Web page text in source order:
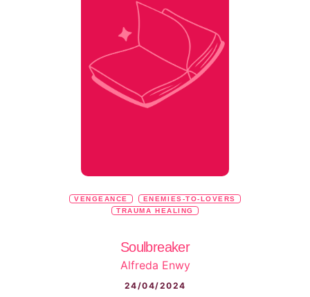
VENGEANCE
ENEMIES-TO-LOVERS
TRAUMA HEALING
Soulbreaker
Alfreda Enwy
24/04/2024